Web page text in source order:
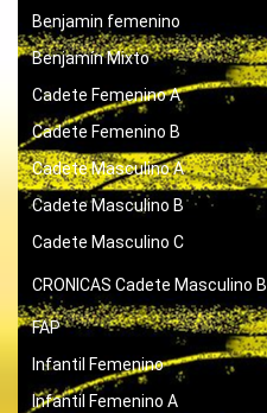
Benjamin femenino
Benjamín Mixto
Cadete Femenino A
Cadete Femenino B
Cadete Masculino A
Cadete Masculino B
Cadete Masculino C
CRONICAS Cadete Masculino B
FAP
Infantil Femenino
Infantil Femenino A